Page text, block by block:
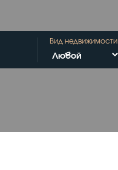
Вид недвижимости